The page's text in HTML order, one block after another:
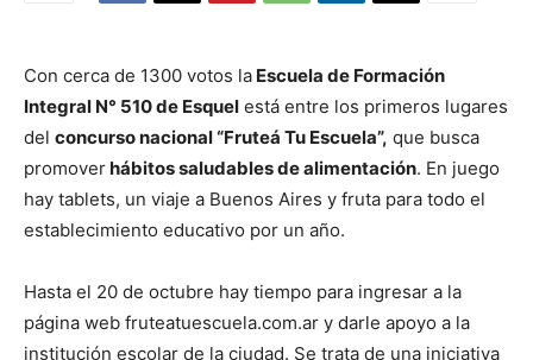
Con cerca de 1300 votos la Escuela de Formación
Integral N° 510 de Esquel está entre los primeros lugares
del concurso nacional “Fruteá Tu Escuela”, que busca
promoverhábitos saludables de alimentación. En juego
hay tablets, un viaje a Buenos Aires y fruta para todo el
establecimiento educativo por un año.
Hasta el 20 de octubre hay tiempo para ingresar a la
página web fruteatuescuela.com.ar y darle apoyo a la
institución escolar de la ciudad. Se trata de una iniciativa